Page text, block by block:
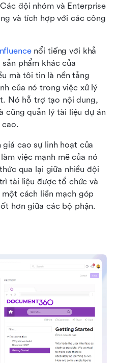
Các đội nhóm và Enterprise
và tích hợp với các công
nổi tiếng với khả
phẩm khác của
mà tôi tin là nền tảng
của nó trong việc xử lý
Nó hỗ trợ tạo nội dung,
cũng quản lý tài liệu dự án
cao.
giá cao sự linh hoạt của
việc mạnh mẽ của nó
qua lại giữa nhiều đội
tài liệu được tổ chức và
cách liền mạch góp
hơn giữa các bộ phận.